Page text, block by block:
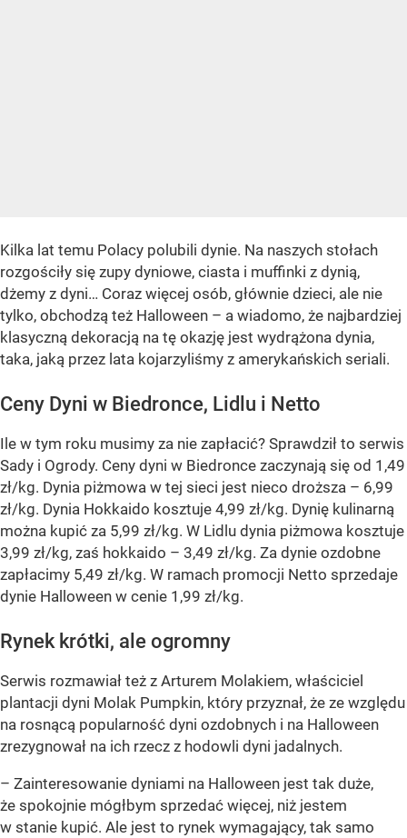
Kilka lat temu Polacy polubili dynie. Na naszych stołach
rozgościły się zupy dyniowe, ciasta i muffinki z dynią,
dżemy z dyni… Coraz więcej osób, głównie dzieci, ale nie
tylko, obchodzą też Halloween – a wiadomo, że najbardziej
klasyczną dekoracją na tę okazję jest wydrążona dynia,
taka, jaką przez lata kojarzyliśmy z amerykańskich seriali.
Ceny Dyni w Biedronce, Lidlu i Netto
Ile w tym roku musimy za nie zapłacić? Sprawdził to serwis
Sady i Ogrody. Ceny dyni w Biedronce zaczynają się od 1,49
zł/kg. Dynia piżmowa w tej sieci jest nieco droższa – 6,99
zł/kg. Dynia Hokkaido kosztuje 4,99 zł/kg. Dynię kulinarną
można kupić za 5,99 zł/kg. W Lidlu dynia piżmowa kosztuje
3,99 zł/kg, zaś hokkaido – 3,49 zł/kg. Za dynie ozdobne
zapłacimy 5,49 zł/kg. W ramach promocji Netto sprzedaje
dynie Halloween w cenie 1,99 zł/kg.
Rynek krótki, ale ogromny
Serwis rozmawiał też z Arturem Molakiem, właściciel
plantacji dyni Molak Pumpkin, który przyznał, że ze względu
na rosnącą popularność dyni ozdobnych i na Halloween
zrezygnował na ich rzecz z hodowli dyni jadalnych.
– Zainteresowanie dyniami na Halloween jest tak duże,
że spokojnie mógłbym sprzedać więcej, niż jestem
w stanie kupić. Ale jest to rynek wymagający, tak samo